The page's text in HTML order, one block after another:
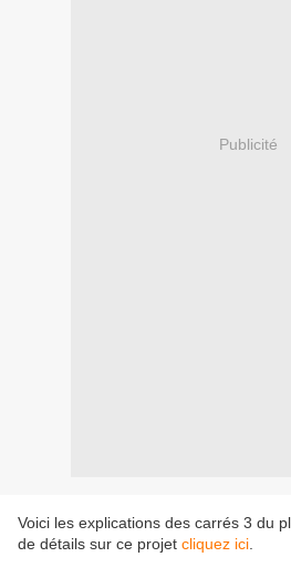
Publicité
Voici les explications des carrés 3 du
de détails sur ce projet cliquez ici